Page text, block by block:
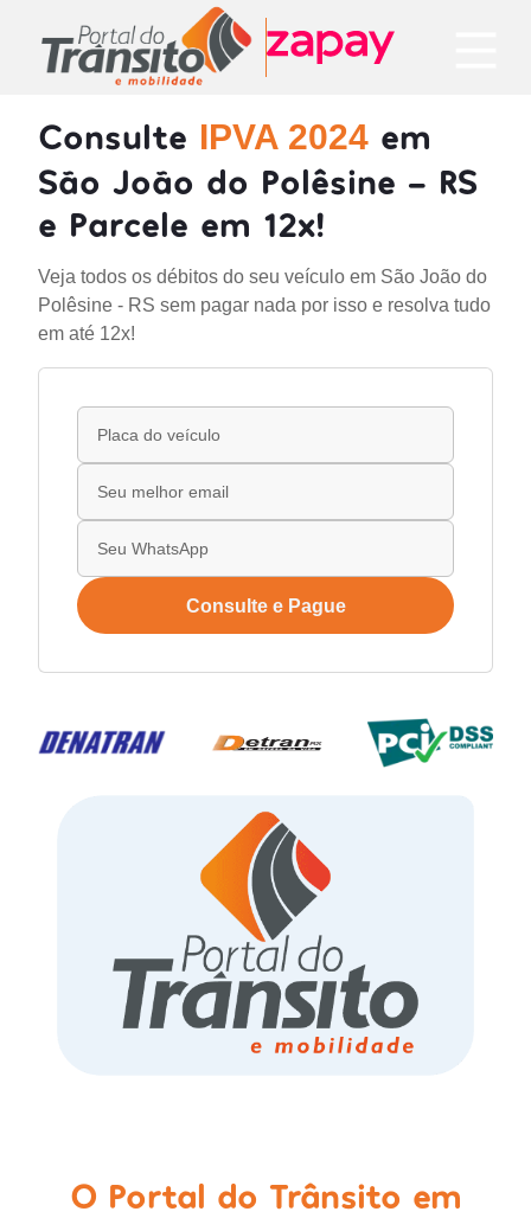
Consulte IPVA 2024 em
São João do Polêsine - RS
e Parcele em 12x!
Veja todos os débitos do seu veículo em São João do
Polêsine - RS sem pagar nada por isso e resolva tudo
em até 12x!
Consulte e Pague
O Portal do Trânsito em